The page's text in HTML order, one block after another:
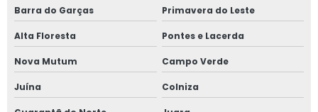
Barra do Garças Primavera do Leste
Alta Floresta Pontes e Lacerda
Nova Mutum Campo Verde
Juína Colniza